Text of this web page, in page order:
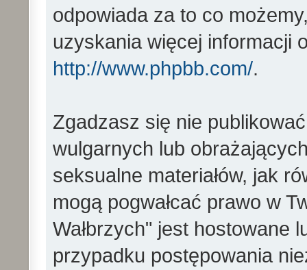
odpowiada za to co
uzyskania więcej informacji
http://www.phpbb.com/.
Zgadzasz się nie
wulgarnych lub
seksualne materiałów, jak
mogą pogwałcać prawo w
Wałbrzych" jest hostowane
przypadku postępowania